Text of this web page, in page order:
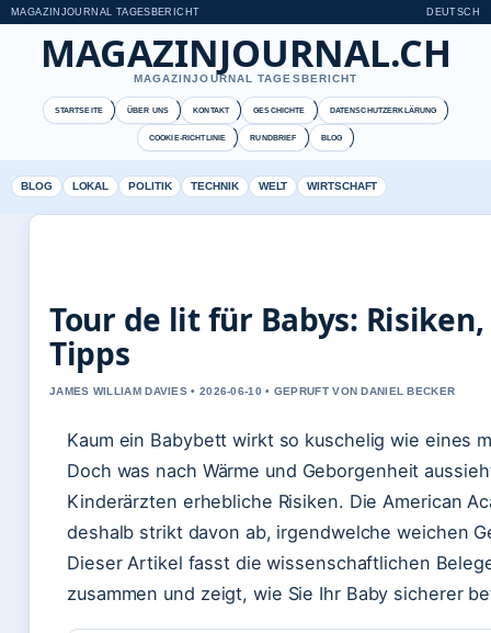
MAGAZINJOURNAL TAGESBERICHT DEUTSCH
MAGAZINJOURNAL.CH
MAGAZINJOURNAL TAGESBERICHT
STARTSEITE ÜBER UNS KONTAKT GESCHICHTE DATENSCHUTZERKLÄRUNG
COOKIE-RICHTLINIE RUNDBRIEF BLOG
BLOG LOKAL POLITIK TECHNIK WELT WIRTSCHAFT
Tour de lit für Babys:
Tipps
JAMES WILLIAM DAVIES • 2026-06-10 • GEPRUFT VON DANIEL BECKER
Kaum ein Babybett wirkt so kuschelig wie eines
Doch was nach Wärme und Geborgenheit
Kinderärzten erhebliche Risiken. Die American
deshalb strikt davon ab, irgendwelche weichen
Dieser Artikel fasst die wissenschaftlichen
zusammen und zeigt, wie Sie Ihr Baby sicherer